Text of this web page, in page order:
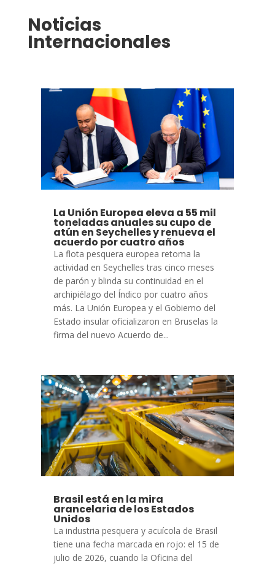
Noticias
Internacionales
La Unión Europea eleva a 55 mil
toneladas anuales su cupo de
atún en Seychelles y renueva el
acuerdo por cuatro años
La flota pesquera europea retoma la
actividad en Seychelles tras cinco meses
de parón y blinda su continuidad en el
archipiélago del Índico por cuatro años
más. La Unión Europea y el Gobierno del
Estado insular oficializaron en Bruselas la
firma del nuevo Acuerdo de...
Brasil está en la mira
arancelaria de los Estados
Unidos
La industria pesquera y acuícola de Brasil
tiene una fecha marcada en rojo: el 15 de
julio de 2026, cuando la Oficina del